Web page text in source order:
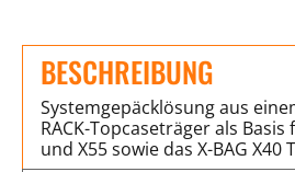
BESCHREIBUNG
Systemgepäcklösung aus
RACK-Topcaseträger als Basis
und X55 sowie das X-BAG X40